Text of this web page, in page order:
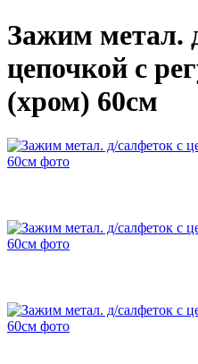
Зажим метал.
цепочкой с
(хром) 60см